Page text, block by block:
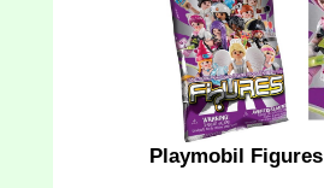
Playmobil